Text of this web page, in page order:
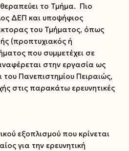
το Τμήμα. Πιο
ΔΕΠ και υποψήφιος
του Τμήματος, όπως
(προπτυχιακός ή
που συμμετέχει σε
στην εργασία ως
του Πανεπιστημίου Πειραιώς,
στις παρακάτω ερευνητικές
εξοπλισμού που κρίνεται
για την ερευνητική